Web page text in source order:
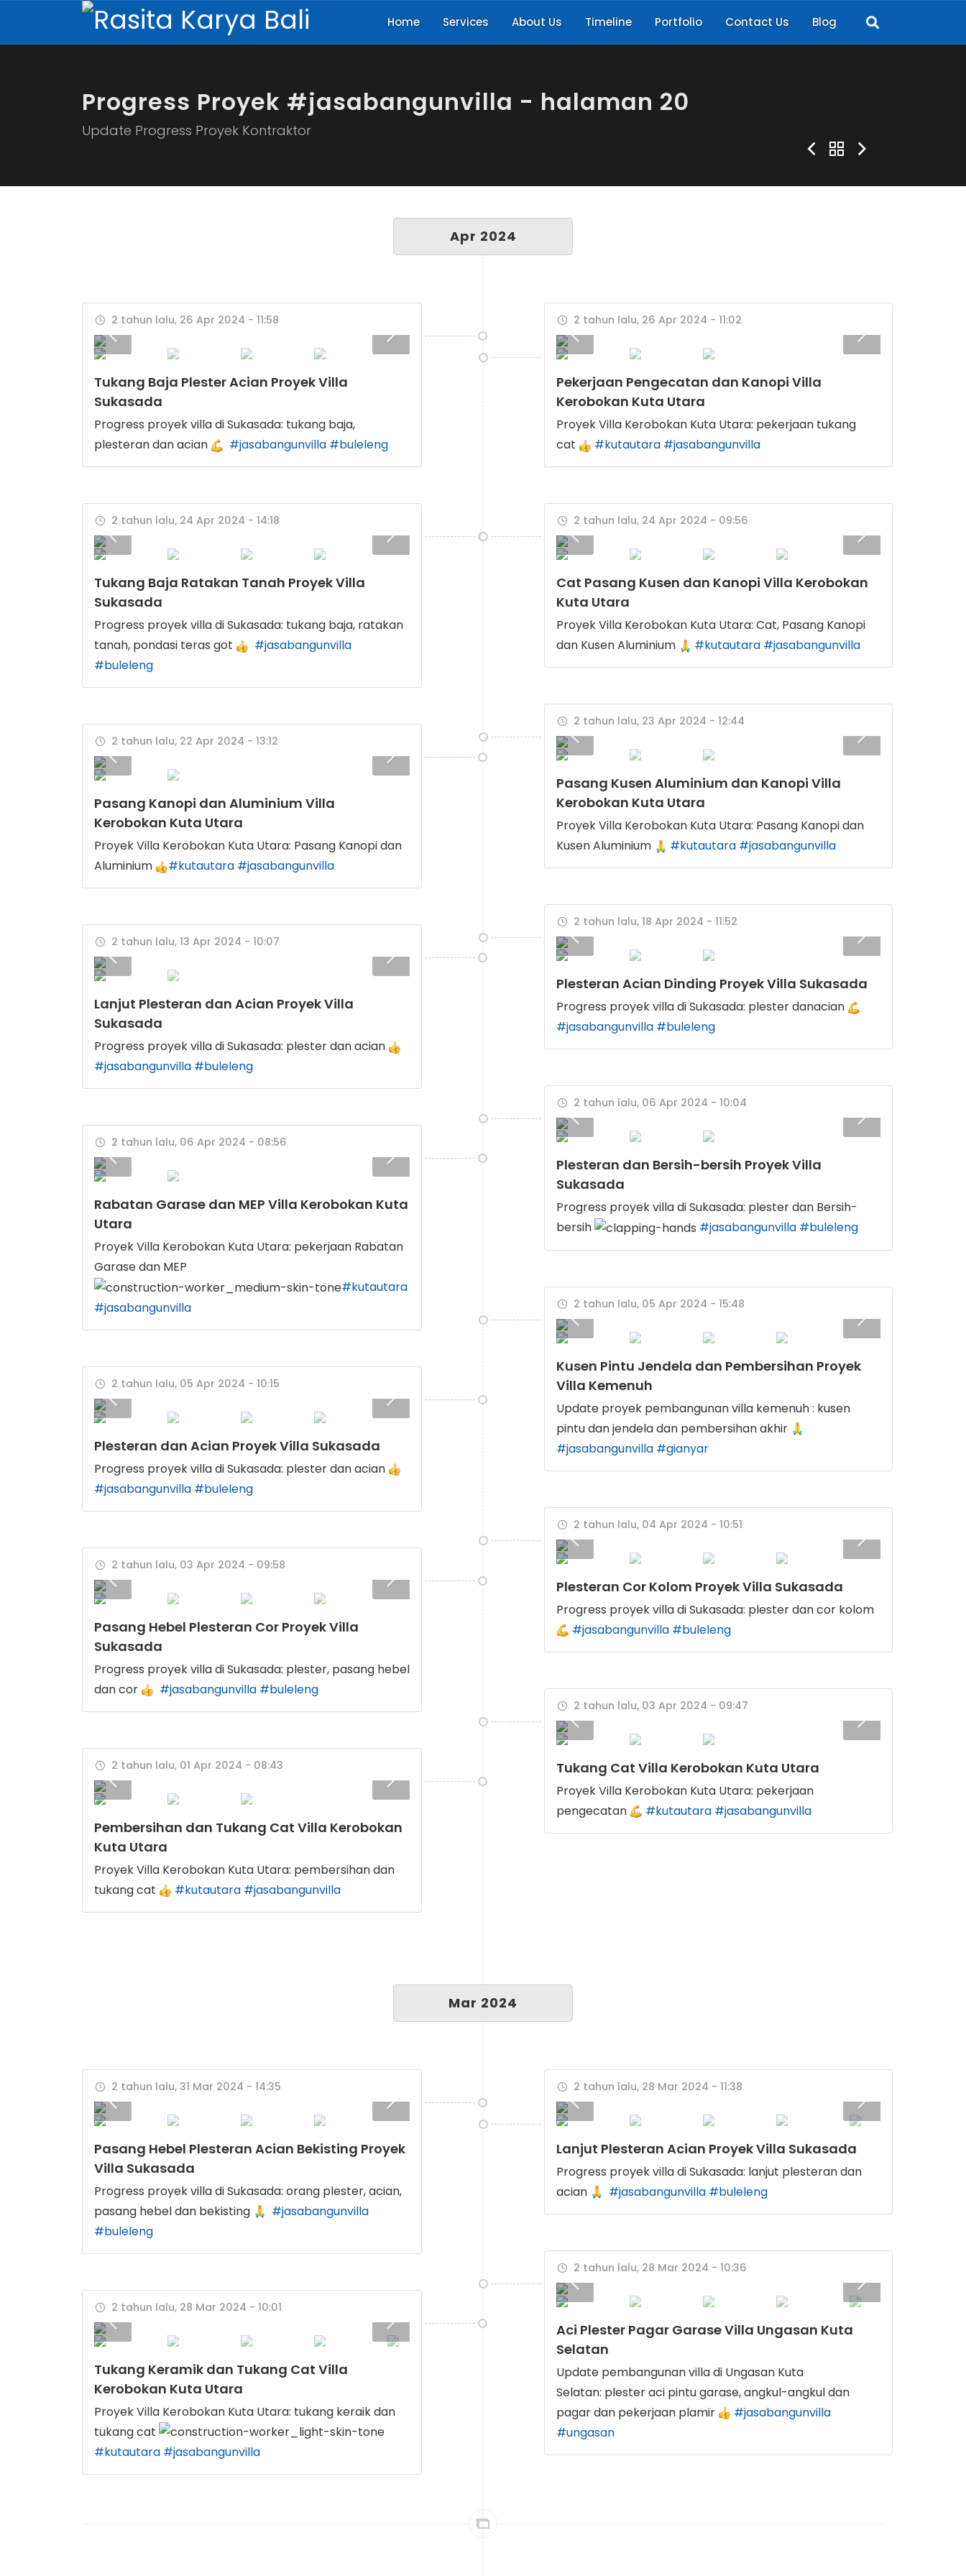
Home Services About Us Timeline Portfolio Contact Us Blog
Progress Proyek #jasabangunvilla - halaman 20
Update Progress Proyek Kontraktor
Apr 2024
2 tahun lalu, 26 Apr 2024 - 11:58
Tukang Baja Plester Acian Proyek Villa
Sukasada
Progress proyek villa di Sukasada: tukang baja,
plesteran dan acian
#jasabangunvilla #buleleng
2 tahun lalu, 26 Apr 2024 - 11:02
Pekerjaan Pengecatan dan Kanopi Villa
Kerobokan Kuta Utara
Proyek Villa Kerobokan Kuta Utara: pekerjaan tukang
cat
#kutautara #jasabangunvilla
2 tahun lalu, 24 Apr 2024 - 14:18
Tukang Baja Ratakan Tanah Proyek Villa
Sukasada
Progress proyek villa di Sukasada: tukang baja, ratakan
tanah, pondasi teras got
#jasabangunvilla
#buleleng
2 tahun lalu, 24 Apr 2024 - 09:56
Cat Pasang Kusen dan Kanopi Villa Kerobokan
Kuta Utara
Proyek Villa Kerobokan Kuta Utara: Cat, Pasang Kanopi
dan Kusen Aluminium
#kutautara #jasabangunvilla
2 tahun lalu, 23 Apr 2024 - 12:44
Pasang Kusen Aluminium dan Kanopi Villa
Kerobokan Kuta Utara
Proyek Villa Kerobokan Kuta Utara: Pasang Kanopi dan
Kusen Aluminium
#kutautara #jasabangunvilla
2 tahun lalu, 22 Apr 2024 - 13:12
Pasang Kanopi dan Aluminium Villa
Kerobokan Kuta Utara
Proyek Villa Kerobokan Kuta Utara: Pasang Kanopi dan
Aluminium
#kutautara #jasabangunvilla
2 tahun lalu, 18 Apr 2024 - 11:52
Plesteran Acian Dinding Proyek Villa Sukasada
Progress proyek villa di Sukasada: plester danacian
#jasabangunvilla #buleleng
2 tahun lalu, 13 Apr 2024 - 10:07
Lanjut Plesteran dan Acian Proyek Villa
Sukasada
Progress proyek villa di Sukasada: plester dan acian
#jasabangunvilla #buleleng
2 tahun lalu, 06 Apr 2024 - 10:04
Plesteran dan Bersih-bersih Proyek Villa
Sukasada
Progress proyek villa di Sukasada: plester dan Bersih-
bersih
#jasabangunvilla #buleleng
2 tahun lalu, 06 Apr 2024 - 08:56
Rabatan Garase dan MEP Villa Kerobokan Kuta
Utara
Proyek Villa Kerobokan Kuta Utara: pekerjaan Rabatan
Garase dan MEP
#kutautara
#jasabangunvilla
2 tahun lalu, 05 Apr 2024 - 15:48
Kusen Pintu Jendela dan Pembersihan Proyek
Villa Kemenuh
Update proyek pembangunan villa kemenuh : kusen
pintu dan jendela dan pembersihan akhir
#jasabangunvilla #gianyar
2 tahun lalu, 05 Apr 2024 - 10:15
Plesteran dan Acian Proyek Villa Sukasada
Progress proyek villa di Sukasada: plester dan acian
#jasabangunvilla #buleleng
2 tahun lalu, 04 Apr 2024 - 10:51
Plesteran Cor Kolom Proyek Villa Sukasada
Progress proyek villa di Sukasada: plester dan cor kolom
#jasabangunvilla #buleleng
2 tahun lalu, 03 Apr 2024 - 09:58
Pasang Hebel Plesteran Cor Proyek Villa
Sukasada
Progress proyek villa di Sukasada: plester, pasang hebel
dan cor
#jasabangunvilla #buleleng
2 tahun lalu, 03 Apr 2024 - 09:47
Tukang Cat Villa Kerobokan Kuta Utara
Proyek Villa Kerobokan Kuta Utara: pekerjaan
pengecatan
#kutautara #jasabangunvilla
2 tahun lalu, 01 Apr 2024 - 08:43
Pembersihan dan Tukang Cat Villa Kerobokan
Kuta Utara
Proyek Villa Kerobokan Kuta Utara: pembersihan dan
tukang cat
#kutautara #jasabangunvilla
Mar 2024
2 tahun lalu, 31 Mar 2024 - 14:35
Pasang Hebel Plesteran Acian Bekisting Proyek
Villa Sukasada
Progress proyek villa di Sukasada: orang plester, acian,
pasang hebel dan bekisting
#jasabangunvilla
#buleleng
2 tahun lalu, 28 Mar 2024 - 11:38
Lanjut Plesteran Acian Proyek Villa Sukasada
Progress proyek villa di Sukasada: lanjut plesteran dan
acian
#jasabangunvilla #buleleng
2 tahun lalu, 28 Mar 2024 - 10:36
Aci Plester Pagar Garase Villa Ungasan Kuta
Selatan
Update pembangunan villa di Ungasan Kuta
Selatan: plester aci pintu garase, angkul-angkul dan
pagar dan pekerjaan plamir
#jasabangunvilla
#ungasan
2 tahun lalu, 28 Mar 2024 - 10:01
Tukang Keramik dan Tukang Cat Villa
Kerobokan Kuta Utara
Proyek Villa Kerobokan Kuta Utara: tukang keraik dan
tukang cat
#kutautara #jasabangunvilla